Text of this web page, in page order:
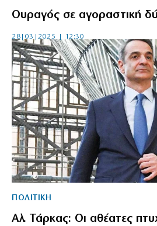
Ουραγός σε αγοραστική
28|03|2025 | 12:30
ΠΟΛΙΤΙΚΗ
Αλ. Τάρκας: Οι αθέατες